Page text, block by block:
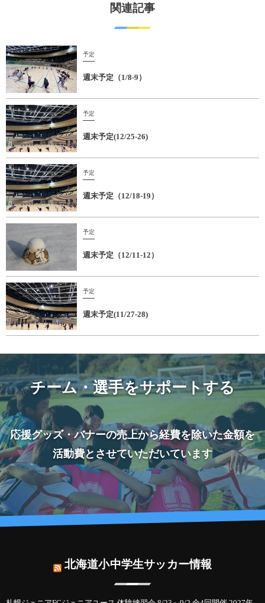
関連記事
予定
週末予定（1/8-9）
予定
週末予定(12/25-26)
予定
週末予定（12/18-19）
予定
週末予定（12/11-12）
予定
週末予定(11/27-28)
チーム・選手をサポートする
応援グッズ・バナーの売上から経費を除いた金額を
活動費とさせていただいています
北海道小中学生サッカー情報